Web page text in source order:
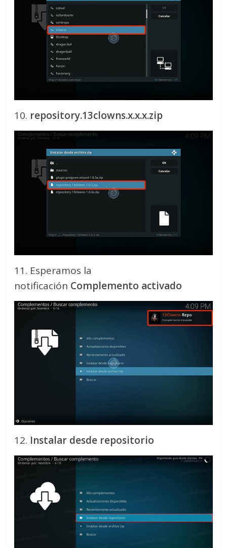
10. repository.13clowns.x.x.x.zip
11. Esperamos la
notificación Complemento activado
12. Instalar desde repositorio